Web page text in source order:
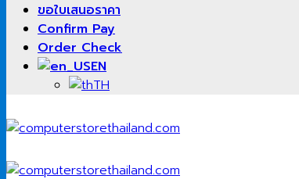
ขอใบเสนอราคา
Confirm Pay
Order Check
EN
TH